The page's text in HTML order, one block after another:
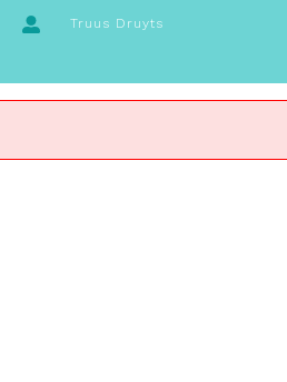
Truus Druyts